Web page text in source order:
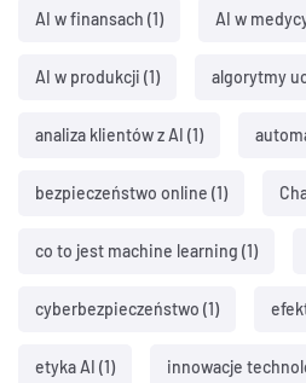
AI w finansach (1) AI w
AI w produkcji (1) algorytmy
analiza klientów z AI (1)
bezpieczeństwo online (1)
co to jest machine learning (1)
cyberbezpieczeństwo (1)
etyka AI (1) innowacje